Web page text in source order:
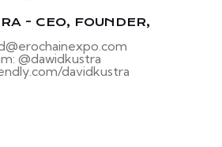
- CEO, FOUNDER,
@dawidkustra
davidkustra